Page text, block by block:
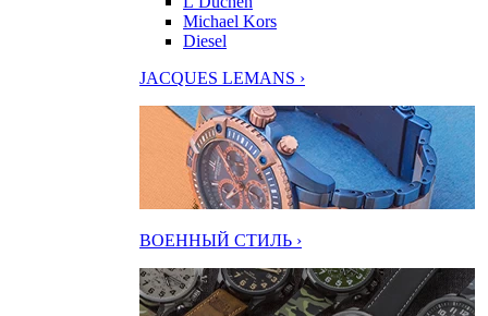
Michael Kors
Diesel
JACQUES LEMANS ›
ВОЕННЫЙ СТИЛЬ ›